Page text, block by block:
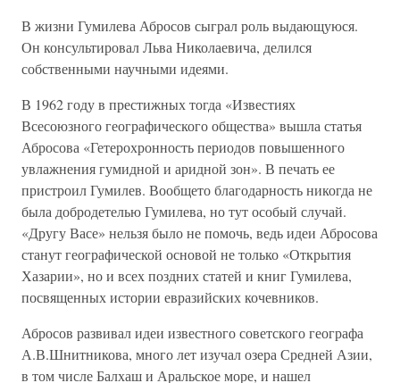
В жизни Гумилева Абросов сыграл роль выдающуюся.
Он консультировал Льва Николаевича, делился
собственными научными идеями.
В 1962 году в престижных тогда «Известиях
Всесоюзного географического общества» вышла статья
Абросова «Гетерохронность периодов повышенного
увлажнения гумидной и аридной зон». В печать ее
пристроил Гумилев. Вообщето благодарность никогда не
была добродетелью Гумилева, но тут особый случай.
«Другу Васе» нельзя было не помочь, ведь идеи Абросова
станут географической основой не только «Открытия
Хазарии», но и всех поздних статей и книг Гумилева,
посвященных истории евразийских кочевников.
Абросов развивал идеи известного советского географа
А.В.Шнитникова, много лет изучал озера Средней Азии,
в том числе Балхаш и Аральское море, и нашел